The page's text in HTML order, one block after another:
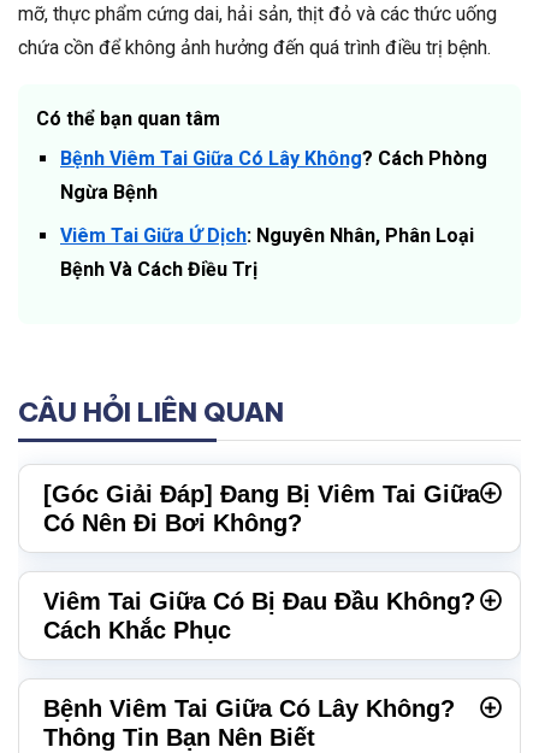
mỡ, thực phẩm cứng dai, hải sản, thịt đỏ và các thức uống
chứa cồn để không ảnh hưởng đến quá trình điều trị bệnh.
Có thể bạn quan tâm
Bệnh Viêm Tai Giữa Có Lây Không? Cách Phòng
Ngừa Bệnh
Viêm Tai Giữa Ứ Dịch: Nguyên Nhân, Phân Loại
Bệnh Và Cách Điều Trị
CÂU HỎI LIÊN QUAN
[Góc Giải Đáp] Đang Bị Viêm Tai Giữa
Có Nên Đi Bơi Không?
Viêm Tai Giữa Có Bị Đau Đầu Không?
Cách Khắc Phục
Bệnh Viêm Tai Giữa Có Lây Không?
Thông Tin Bạn Nên Biết